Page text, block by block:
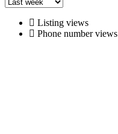
Listing views
Phone number views